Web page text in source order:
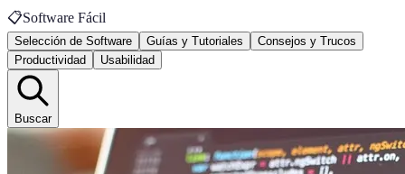
📋Software Fácil
Selección de Software Guías y Tutoriales
Consejos y Trucos
Productividad
Usabilidad
Buscar